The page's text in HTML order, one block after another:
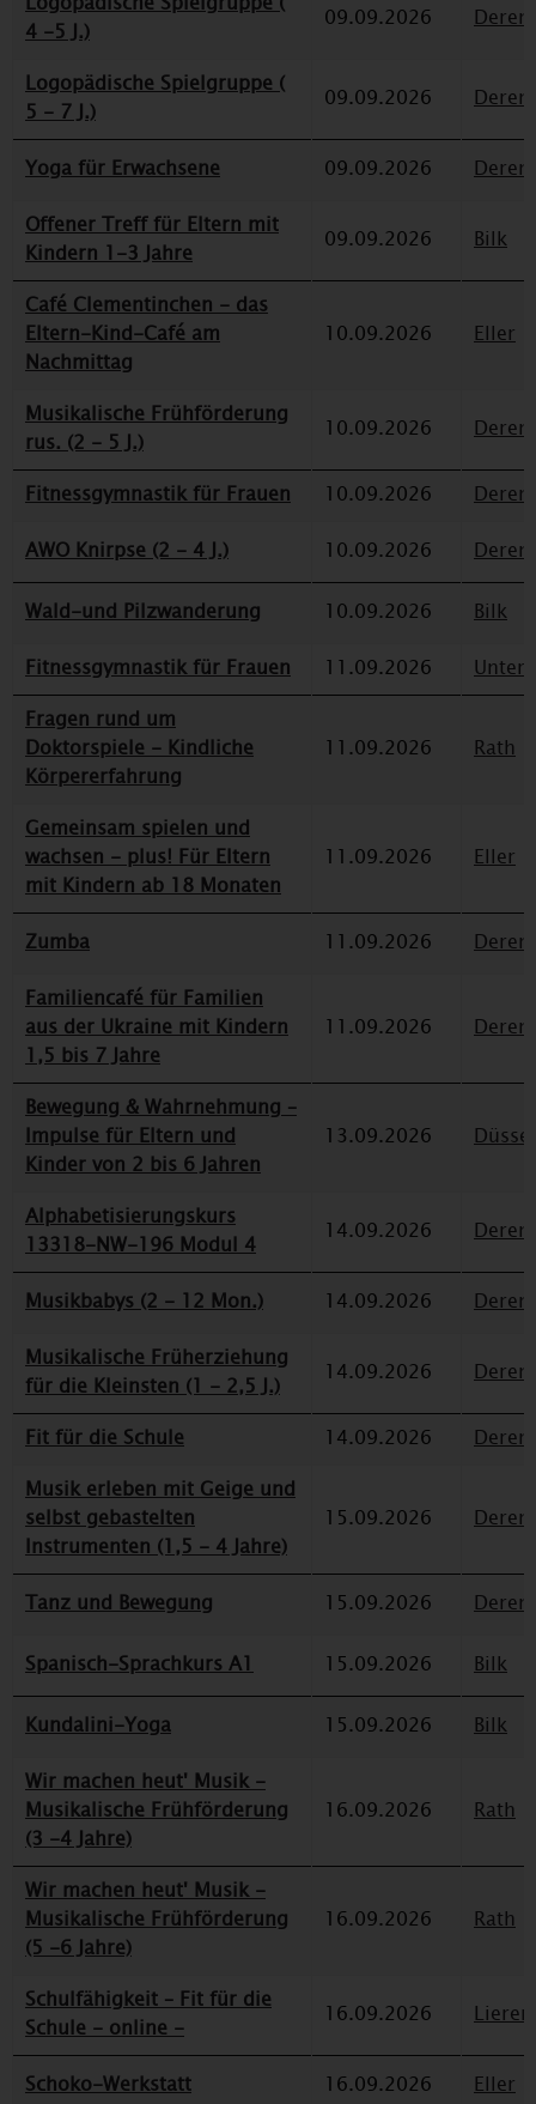
4 -5 J.)
09.09.2026
Logopädische Spielgruppe (
5 - 7 J.)
09.09.2026
Yoga für Erwachsene 09.09.2026
Offener Treff für Eltern mit
Kindern 1-3 Jahre
09.09.2026 Bilk
Café Clementinchen - das
Eltern-Kind-Café am
Nachmittag
10.09.2026 Eller
Musikalische Frühförderung
rus. (2 - 5 J.)
10.09.2026
Fitnessgymnastik für Frauen 10.09.2026
AWO Knirpse (2 - 4 J.)
10.09.2026
Wald-und Pilzwanderung 10.09.2026
Bilk
Fitnessgymnastik für Frauen
11.09.2026
Fragen rund um
Doktorspiele - Kindliche
Körpererfahrung
11.09.2026 Rath
Gemeinsam spielen und
wachsen - plus! Für Eltern
mit Kindern ab 18 Monaten
11.09.2026 Eller
Zumba 11.09.2026
Familiencafé für Familien
aus der Ukraine mit Kindern
1,5 bis 7 Jahre
11.09.2026
Bewegung & Wahrnehmung –
Impulse für Eltern und
Kinder von 2 bis 6 Jahren
13.09.2026
Alphabetisierungskurs
13318-NW-196 Modul 4
14.09.2026
Musikbabys (2 - 12 Mon.) 14.09.2026
Musikalische Früherziehung
für die Kleinsten (1 - 2,5 J.)
14.09.2026
Fit für die Schule 14.09.2026
Musik erleben mit Geige und
selbst gebastelten
Instrumenten (1,5 - 4 Jahre)
15.09.2026
Tanz und Bewegung 15.09.2026
Spanisch-Sprachkurs A1 15.09.2026 Bilk
Kundalini-Yoga 15.09.2026
Bilk
Wir machen heut' Musik -
Musikalische Frühförderung
(3 -4 Jahre)
16.09.2026 Rath
Wir machen heut' Musik -
Musikalische Frühförderung
(5 -6 Jahre)
16.09.2026 Rath
Schulfähigkeit – Fit für die
Schule - online -
16.09.2026
Schoko-Werkstatt 16.09.2026
Eller